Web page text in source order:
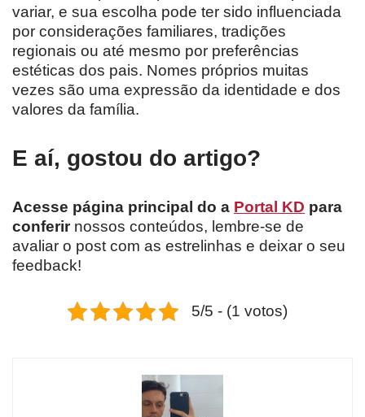
variar, e sua escolha pode ter sido influenciada
por considerações familiares, tradições
regionais ou até mesmo por preferências
estéticas dos pais. Nomes próprios muitas
vezes são uma expressão da identidade e dos
valores da família.
E aí, gostou do artigo?
Acesse página principal do a Portal KD para
conferirnossos conteúdos, lembre-se de
avaliar o post com as estrelinhas e deixar o seu
feedback!
5/5 - (1 votos)